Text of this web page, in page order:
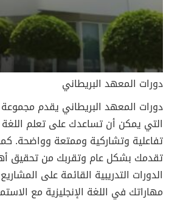
دورات المعهد البريطاني
دورات المعهد البريطاني يقدم
التي يمكن أن تساعدك على تعلم اللغة
تفاعلية وتشاركية وممتعة وواضحة.
تقدمك بشكل عام وتقربك من تحقيق
الدورات التدريبية القائمة على
مهاراتك في اللغة الإنجليزية مع